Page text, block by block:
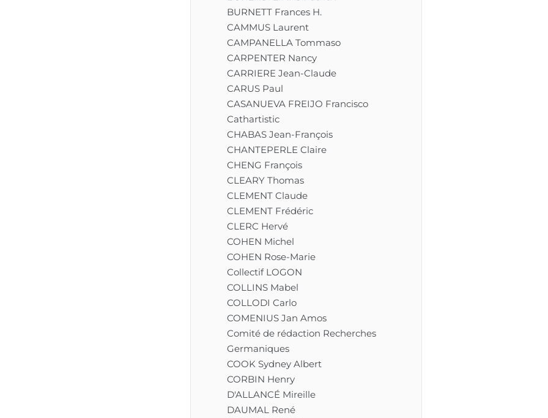
BURNETT Frances H.
CAMMUS Laurent
CAMPANELLA Tommaso
CARPENTER Nancy
CARRIERE Jean-Claude
CARUS Paul
CASANUEVA FREIJO Francisco
Cathartistic
CHABAS Jean-François
CHANTEPERLE Claire
CHENG François
CLEARY Thomas
CLEMENT Claude
CLEMENT Frédéric
CLERC Hervé
COHEN Michel
COHEN Rose-Marie
Collectif LOGON
COLLINS Mabel
COLLODI Carlo
COMENIUS Jan Amos
Comité de rédaction Recherches
Germaniques
COOK Sydney Albert
CORBIN Henry
D'ALLANCÉ Mireille
DAUMAL René